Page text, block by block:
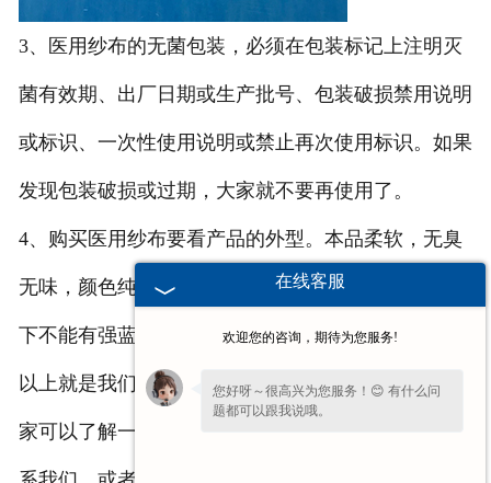
3、医用纱布的无菌包装，必须在包装标记上注明灭
菌有效期、出厂日期或生产批号、包装破损禁用说明
或标识、一次性使用说明或禁止再次使用标识。如果
发现包装破损或过期，大家就不要再使用了。
4、购买医用纱布要看产品的外型。本品柔软，无臭
无味，颜色纯白，不含其它纤维及加工物质，紫外光
下不能有强蓝色荧光。
以上就是我们在购买纱布的时候需要了解的常识，大
家可以了解一下，有什么疑问和需要，可以直接的联
在线客服
欢迎您的咨询，期待为您服务!
您好呀～很高兴为您服务！😊 有什么问
题都可以跟我说哦。